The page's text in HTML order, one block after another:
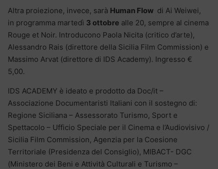
Altra proiezione, invece, sarà Human Flow di Ai Weiwei,
in programma martedì 3 ottobre alle 20, sempre al cinema
Rouge et Noir. Introducono Paola Nicita (critico d’arte),
Alessandro Rais (direttore della Sicilia Film Commission) e
Massimo Arvat (direttore di IDS Academy). Ingresso €
5,00.
IDS ACADEMY è ideato e prodotto da Doc/it –
Associazione Documentaristi Italiani con il sostegno di:
Regione Siciliana – Assessorato Turismo, Sport e
Spettacolo – Ufficio Speciale per il Cinema e l’Audiovisivo /
Sicilia Film Commission, Agenzia per la Coesione
Territoriale (Presidenza del Consiglio), MIBACT- DGC
(Ministero dei Beni e Attività Culturali e Turismo –